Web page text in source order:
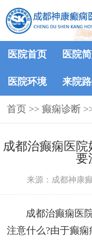
医院首页 医院
医院环境 来院
首页 >> 癫痫诊断
成都治癫痫医
要
来源：成都神康
成都治癫痫医
注意什么?由于癫